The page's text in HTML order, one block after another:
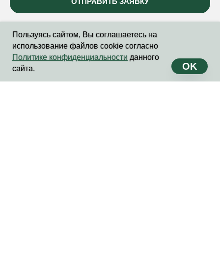
Пользуясь сайтом, Вы соглашаетесь на
использование файлов cookie согласно
Политике конфиденциальности данного
сайта.
OK